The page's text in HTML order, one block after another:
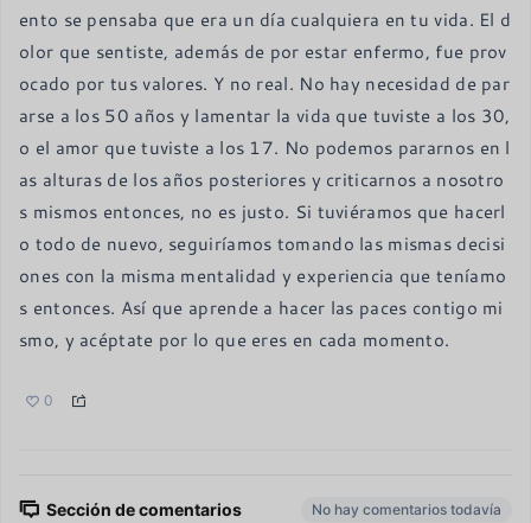
ento se pensaba que era un día cualquiera en tu vida. El d
olor que sentiste, además de por estar enfermo, fue prov
ocado por tus valores. Y no real. No hay necesidad de par
arse a los 50 años y lamentar la vida que tuviste a los 30,
o el amor que tuviste a los 17. No podemos pararnos en l
as alturas de los años posteriores y criticarnos a nosotro
s mismos entonces, no es justo. Si tuviéramos que hacerl
o todo de nuevo, seguiríamos tomando las mismas decisi
ones con la misma mentalidad y experiencia que teníamo
s entonces. Así que aprende a hacer las paces contigo mi
smo, y acéptate por lo que eres en cada momento.
0
Sección de comentarios No hay comentarios todavía